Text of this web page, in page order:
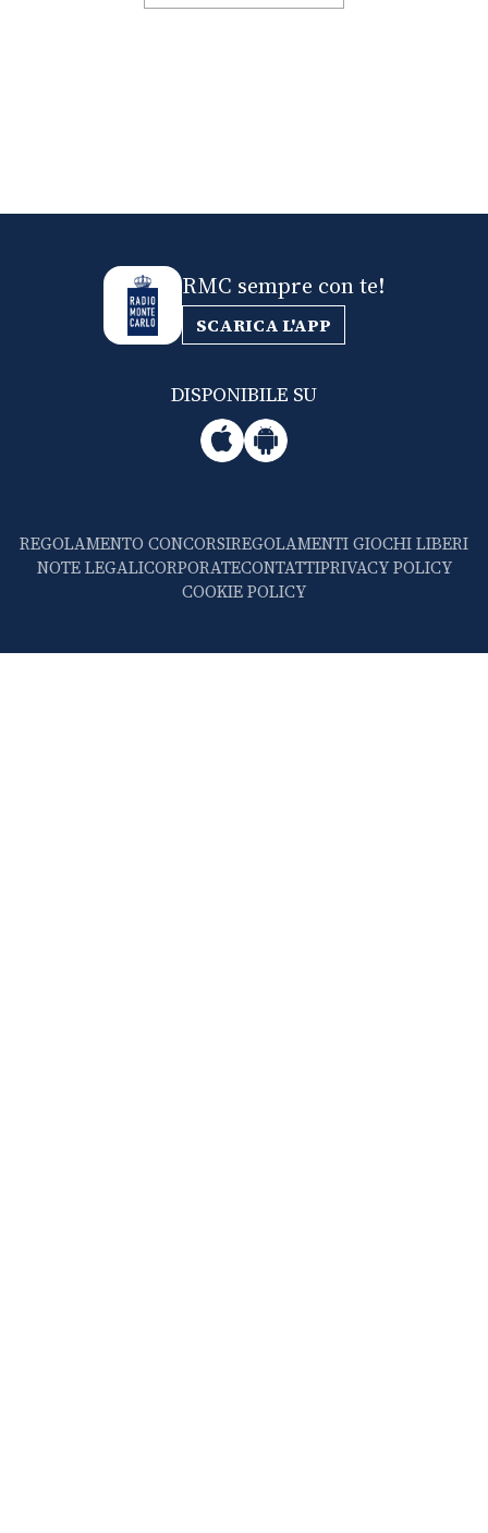
RMC sempre con te!
SCARICA L'APP
DISPONIBILE SU
REGOLAMENTO CONCORSIREGOLAMENTI GIOCHI LIBERI
NOTE LEGALICORPORATECONTATTIPRIVACY POLICY
COOKIE POLICY